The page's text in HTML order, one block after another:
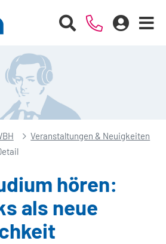
Veranstaltungen & Neuigkeiten
hören:
als neue